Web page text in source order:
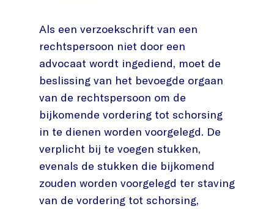
Als een verzoekschrift van een
rechtspersoon niet door een
advocaat wordt ingediend, moet de
beslissing van het bevoegde orgaan
van de rechtspersoon om de
bijkomende vordering tot schorsing
in te dienen worden voorgelegd. De
verplicht bij te voegen stukken,
evenals de stukken die bijkomend
zouden worden voorgelegd ter staving
van de vordering tot schorsing,